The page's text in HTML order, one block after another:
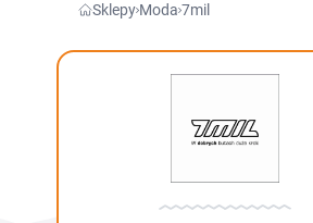
Sklepy Moda 7mil